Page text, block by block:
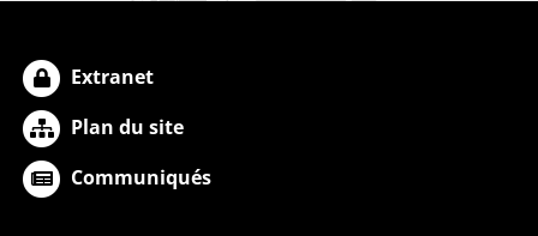
Extranet
Plan du site
Communiqués